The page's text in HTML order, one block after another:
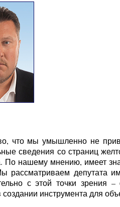
что мы умышленно не
сведения со страниц
По нашему мнению, имеет
депутата
с этой точки зрения
инструмента для